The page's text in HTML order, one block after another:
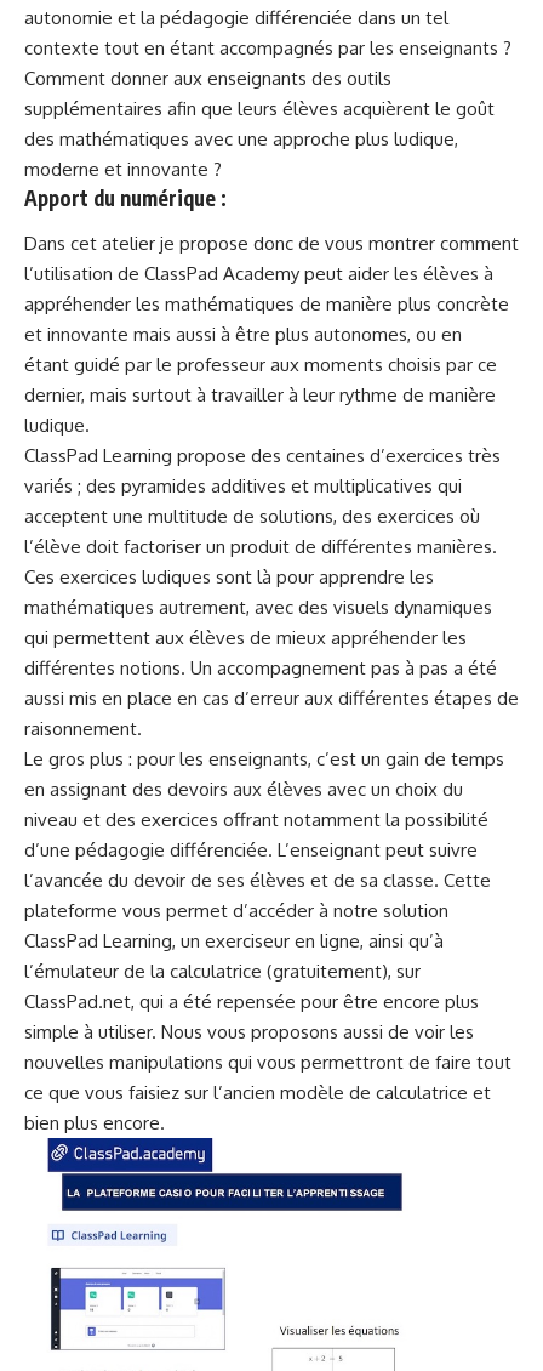
autonomie et la pédagogie différenciée dans un tel
contexte tout en étant accompagnés par les enseignants ?
Comment donner aux enseignants des outils
supplémentaires afin que leurs élèves acquièrent le goût
des mathématiques avec une approche plus ludique,
moderne et innovante ?
Apport du numérique :
Dans cet atelier je propose donc de vous montrer comment
l’utilisation de ClassPad Academy peut aider les élèves à
appréhender les mathématiques de manière plus concrète
et innovante mais aussi à être plus autonomes, ou en
étant guidé par le professeur aux moments choisis par ce
dernier, mais surtout à travailler à leur rythme de manière
ludique.
ClassPad Learning propose des centaines d’exercices très
variés ; des pyramides additives et multiplicatives qui
acceptent une multitude de solutions, des exercices où
l’élève doit factoriser un produit de différentes manières.
Ces exercices ludiques sont là pour apprendre les
mathématiques autrement, avec des visuels dynamiques
qui permettent aux élèves de mieux appréhender les
différentes notions. Un accompagnement pas à pas a été
aussi mis en place en cas d’erreur aux différentes étapes de
raisonnement.
Le gros plus : pour les enseignants, c’est un gain de temps
en assignant des devoirs aux élèves avec un choix du
niveau et des exercices offrant notamment la possibilité
d’une pédagogie différenciée. L’enseignant peut suivre
l’avancée du devoir de ses élèves et de sa classe. Cette
plateforme vous permet d’accéder à notre solution
ClassPad Learning, un exerciseur en ligne, ainsi qu’à
l’émulateur de la calculatrice (gratuitement), sur
ClassPad.net, qui a été repensée pour être encore plus
simple à utiliser. Nous vous proposons aussi de voir les
nouvelles manipulations qui vous permettront de faire tout
ce que vous faisiez sur l’ancien modèle de calculatrice et
bien plus encore.